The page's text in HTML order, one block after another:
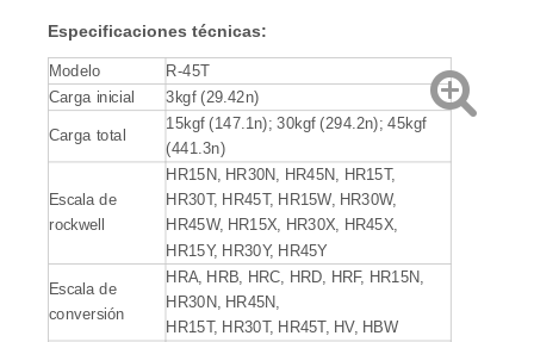
Especificaciones técnicas:
Modelo R-45T
Carga inicial 3kgf (29.42n)
Carga total
15kgf (147.1n); 30kgf (294.2n); 45kgf
(441.3n)
Escala de
rockwell
HR15N, HR30N, HR45N, HR15T,
HR30T, HR45T, HR15W, HR30W,
HR45W, HR15X, HR30X, HR45X,
HR15Y, HR30Y, HR45Y
Escala de
conversión
HRA, HRB, HRC, HRD, HRF, HR15N,
HR30N, HR45N,
HR15T, HR30T, HR45T, HV, HBW